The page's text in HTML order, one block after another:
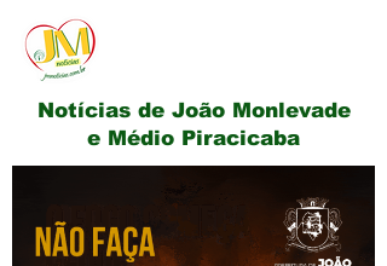
Notícias de João Monlevade
e Médio Piracicaba